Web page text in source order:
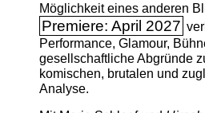
Möglichkeit eines anderen
Premiere: April 2027
Performance, Glamour,
gesellschaftliche Abgründe
komischen, brutalen und
Analyse.